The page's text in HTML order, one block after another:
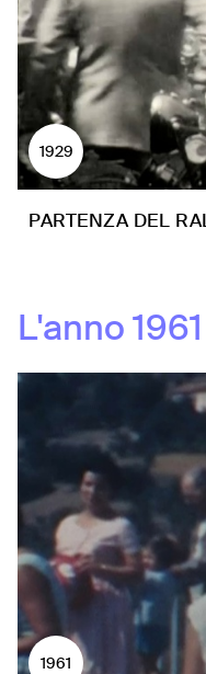
1929
PARTENZA DEL
L'anno1961
1961